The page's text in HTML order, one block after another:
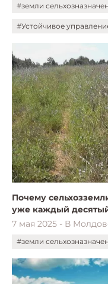
#земли
#Устойчивое
Почему
уже каждый
7 мая 2025 - В
#земли